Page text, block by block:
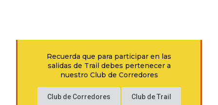
Recuerda que para participar en las
salidas de Trail debes pertenecer a
nuestro Club de Corredores
Club de Corredores Club de Trail